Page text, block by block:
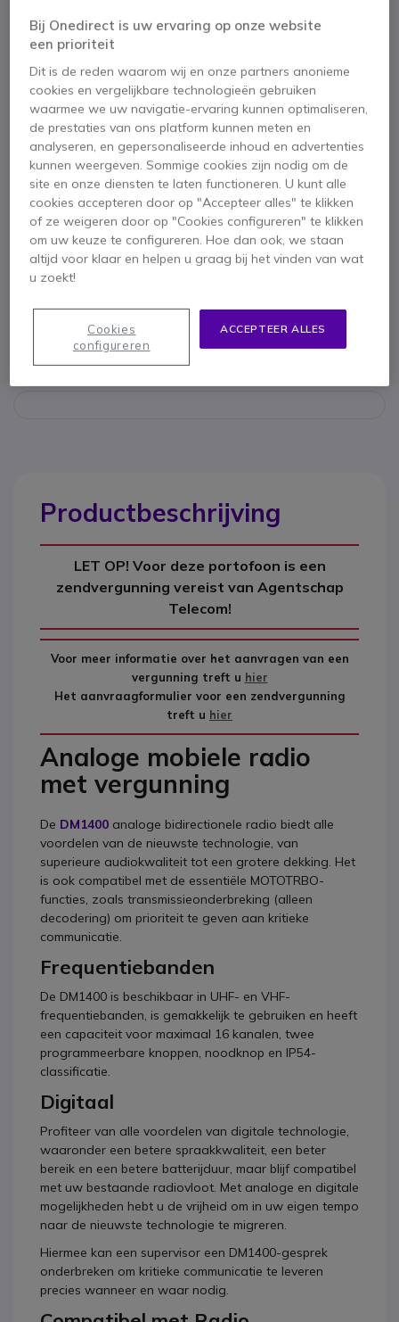
Belangrijkste kenmerken
UHF analoge radio
16 kanalen
IP54-certificaat
2-cijferig numeriek display
Ingebouwde luidspreker van 4 watt
Noodknop
Groepsoproepen
Scan functie
VOX-capaciteit
Spraakaankondiging
Toon meer
Meegeleverd in de doos
Walkie talkie
HKN4137 stroomkabel
Handleiding
Productbeschrijving
LET OP! Voor deze portofoon is een
zendvergunning vereist van Agentschap
Telecom!
Voor meer informatie over het aanvragen van een
vergunning treft u hier
Het aanvraagformulier voor een zendvergunning
treft u hier
Analoge mobiele radio
met vergunning
De DM1400 analoge bidirectionele radio biedt alle
voordelen van de nieuwste technologie, van
superieure audiokwaliteit tot een grotere dekking. Het
is ook compatibel met de essentiële MOTOTRBO-
functies, zoals transmissieonderbreking (alleen
decodering) om prioriteit te geven aan kritieke
communicatie.
Frequentiebanden
De DM1400 is beschikbaar in UHF- en VHF-
frequentiebanden, is gemakkelijk te gebruiken en heeft
een capaciteit voor maximaal 16 kanalen, twee
programmeerbare knoppen, noodknop en IP54-
classificatie.
Digitaal
Profiteer van alle voordelen van digitale technologie,
waaronder een betere spraakkwaliteit, een beter
bereik en een betere batterijduur, maar blijf compatibel
met uw bestaande radiovloot. Met analoge en digitale
mogelijkheden hebt u de vrijheid om in uw eigen tempo
naar de nieuwste technologie te migreren.
Hiermee kan een supervisor een DM1400-gesprek
onderbreken om kritieke communicatie te leveren
precies wanneer en waar nodig.
Bij Onedirect is uw ervaring op onze website
een prioriteit
Dit is de reden waarom wij en onze partners anonieme
cookies en vergelijkbare technologieën gebruiken
waarmee we uw navigatie-ervaring kunnen optimaliseren,
de prestaties van ons platform kunnen meten en
analyseren, en gepersonaliseerde inhoud en advertenties
kunnen weergeven. Sommige cookies zijn nodig om de
site en onze diensten te laten functioneren. U kunt alle
cookies accepteren door op "Accepteer alles" te klikken
of ze weigeren door op "Cookies configureren" te klikken
om uw keuze te configureren. Hoe dan ook, we staan
altijd voor klaar en helpen u graag bij het vinden van wat
u zoekt!
ACCEPTEER ALLES
Cookies
configureren